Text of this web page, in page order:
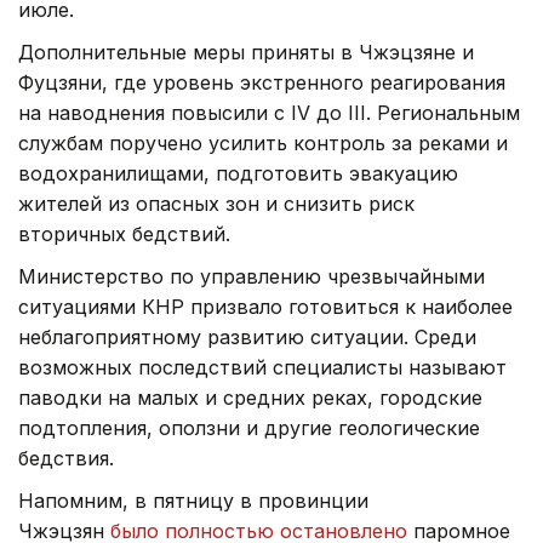
июле.
Дополнительные меры приняты в Чжэцзяне и
Фуцзяни, где уровень экстренного реагирования
на наводнения повысили с IV до III. Региональным
службам поручено усилить контроль за реками и
водохранилищами, подготовить эвакуацию
жителей из опасных зон и снизить риск
вторичных бедствий.
Министерство по управлению чрезвычайными
ситуациями КНР призвало готовиться к наиболее
неблагоприятному развитию ситуации. Среди
возможных последствий специалисты называют
паводки на малых и средних реках, городские
подтопления, оползни и другие геологические
бедствия.
Напомним, в пятницу в провинции
Чжэцзян было полностью остановлено паромное